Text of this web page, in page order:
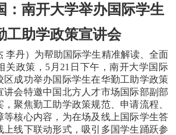
：南开大学举办国际学生
工助学政策宣讲会
李丹）为帮助国际学生精准解读、全面
关政策，5月21日下午，南开大学国际
区成功举办国际学生在华勤工助学政策
讲会特邀中国北方人才市场国际部副部
聚焦勤工助学政策规范、申请流程、
等核心内容，为在场及线上国际学生答
上线下联动形式，吸引多国学生踊跃参